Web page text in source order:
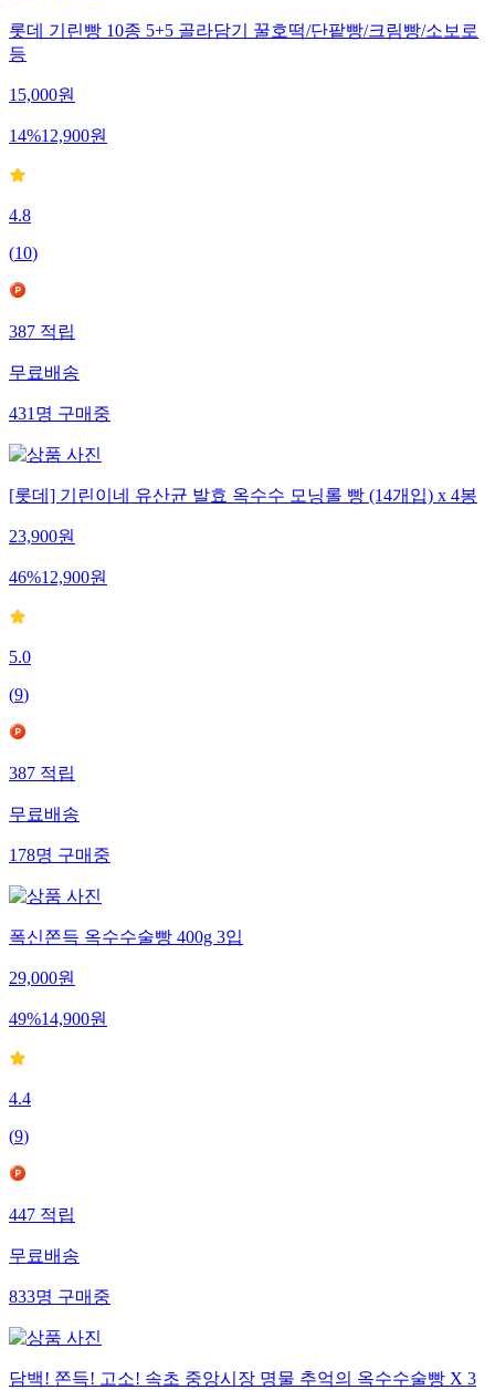
롯데 기린빵 10종 5+5 골라담기 꿀호떡/단팥빵/크림빵/소보로
등
15,000원
14%12,900원
4.8
(10)
387 적립
무료배송
431 명 구매중
[롯데] 기린이네 유산균 발효 옥수수 모닝롤 빵 (14개입) x 4봉
23,900원
46%12,900원
5.0
(9)
387 적립
무료배송
178명 구매중
폭신쫀득 옥수수술빵 400g 3입
29,000원
49%14,900원
4.4
(9)
447 적립
무료배송
833명 구매중
담백! 쫀득! 고소! 속초 중앙시장 명물 추억의 옥수수술빵 X 3